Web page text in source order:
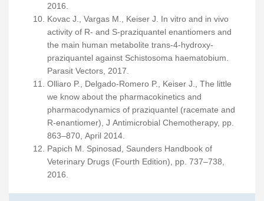
2016.
Kovac J., Vargas M., Keiser J. In vitro and in vivo
activity of R- and S-praziquantel enantiomers and
the main human metabolite trans-4-hydroxy-
praziquantel against Schistosoma haematobium.
Parasit Vectors, 2017.
Olliaro P., Delgado-Romero P., Keiser J., The little
we know about the pharmacokinetics and
pharmacodynamics of praziquantel (racemate and
R-enantiomer), J Antimicrobial Chemotherapy, pp.
863–870, April 2014.
Papich M. Spinosad, Saunders Handbook of
Veterinary Drugs (Fourth Edition), pp. 737–738,
2016.